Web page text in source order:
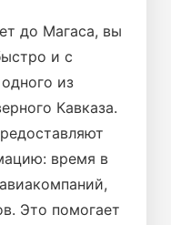
до Магаса, вы
и с
из
Кавказа.
время в
Это помогает